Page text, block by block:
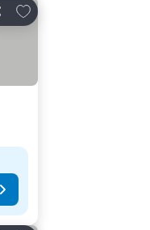
Adicionar aos favoritos